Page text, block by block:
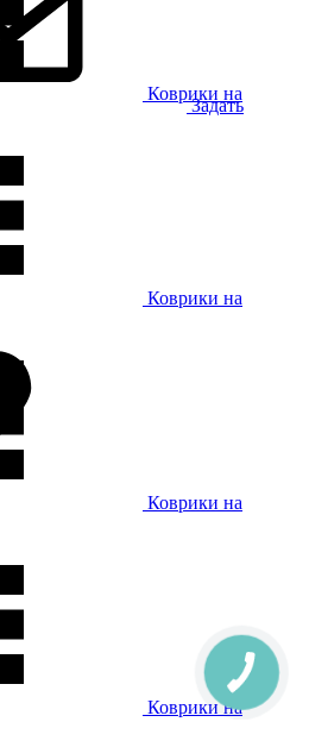
Коврики на
Коврики на
Коврики на
Коврики на
Задать